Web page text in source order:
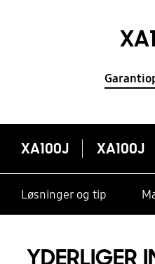
XA100J XA100J
Løsninger og tip
YDERLIGER